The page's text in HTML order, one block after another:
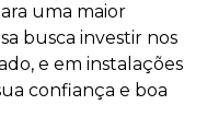
uma maior
busca investir nos
e em instalações
confiança e boa